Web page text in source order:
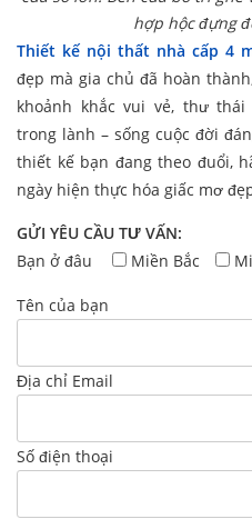
hợp hộc đựng
Thiết kế nội thất nhà cấp 4
đẹp mà gia chủ đã hoàn
khoảnh khắc vui vẻ, thư
trong lành – sống cuộc đời
thiết kế bạn đang theo đuổi,
ngày hiện thực hóa giấc mơ
GỬI YÊU CẦU TƯ VẤN:
Bạn ở đâu
Miền Bắc
Tên của bạn
Địa chỉ Email
Số điện thoại